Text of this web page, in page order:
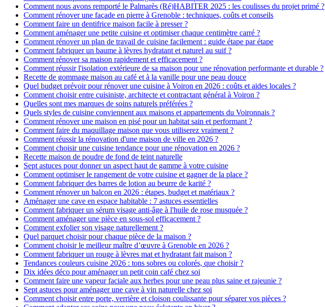
Comment nous avons remporté le Palmarès (Ré)HABITER 2025 : les coulisses du projet primé ?
Comment rénover une façade en pierre à Grenoble : techniques, coûts et conseils
Comment faire un dentifrice maison facile à presser ?
Comment aménager une petite cuisine et optimiser chaque centimètre carré ?
Comment rénover un plan de travail de cuisine facilement : guide étape par étape
Comment fabriquer un baume à lèvres hydratant et naturel au suif ?
Comment rénover sa maison rapidement et efficacement ?
Comment réussir l'isolation extérieure de sa maison pour une rénovation performante et durable ?
Recette de gommage maison au café et à la vanille pour une peau douce
Quel budget prévoir pour rénover une cuisine à Voiron en 2026 : coûts et aides locales ?
Comment choisir entre cuisiniste, architecte et contractant général à Voiron ?
Quelles sont mes marques de soins naturels préférées ?
Quels styles de cuisine conviennent aux maisons et appartements du Voironnais ?
Comment rénover une maison en pisé pour un habitat sain et performant ?
Comment faire du maquillage maison que vous utiliserez vraiment ?
Comment réussir la rénovation d'une maison de ville en 2026 ?
Comment choisir une cuisine tendance pour une rénovation en 2026 ?
Recette maison de poudre de fond de teint naturelle
Sept astuces pour donner un aspect haut de gamme à votre cuisine
Comment optimiser le rangement de votre cuisine et gagner de la place ?
Comment fabriquer des barres de lotion au beurre de karité ?
Comment rénover un balcon en 2026 : étapes, budget et matériaux ?
Aménager une cave en espace habitable : 7 astuces essentielles
Comment fabriquer un sérum visage anti-âge à l'huile de rose musquée ?
Comment aménager une pièce en sous-sol efficacement ?
Comment exfolier son visage naturellement ?
Quel parquet choisir pour chaque pièce de la maison ?
Comment choisir le meilleur maître d’œuvre à Grenoble en 2026 ?
Comment fabriquer un rouge à lèvres mat et hydratant fait maison ?
Tendances couleurs cuisine 2026 : tons sobres ou colorés, que choisir ?
Dix idées déco pour aménager un petit coin café chez soi
Comment faire une vapeur faciale aux herbes pour une peau plus saine et rajeunie ?
Sept astuces pour aménager une cave à vin naturelle chez soi
Comment choisir entre porte, verrière et cloison coulissante pour séparer vos pièces ?